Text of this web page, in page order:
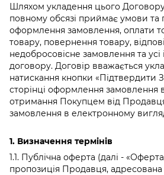
Шляхом укладення цього
повному обсязі приймає умови та
оформлення замовлення, оплати
товару, повернення товару,
недобросовісне замовлення та усі
договору. Договір вважається
натискання кнопки «Підтвердити
сторінці оформлення замовлення
отримання Покупцем від
замовлення в електронному
1. Визначення термінів
1.1. Публічна оферта (далі -
пропозиція Продавця,